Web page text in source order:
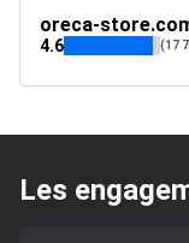
oreca-
4.6 (17
Les